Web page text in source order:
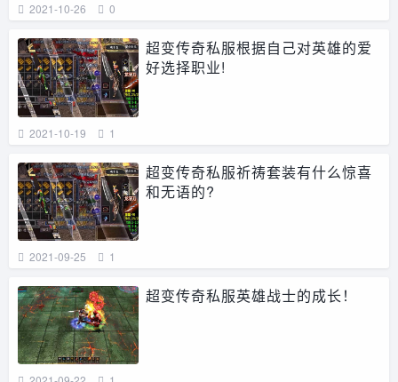
2021-10-26 0
超变传奇私服根据自己对英雄的爱
好选择职业!
2021-10-19 1
超变传奇私服祈祷套装有什么惊喜
和无语的?
2021-09-25 1
超变传奇私服英雄战士的成长！